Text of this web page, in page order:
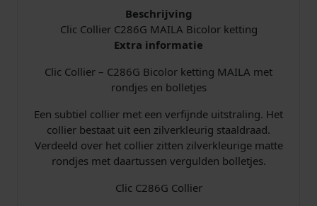
o
r
n
t
a
l
Beschrijving
Clic Collier C286G MAILA Bicolor ketting
Extra informatie
Clic Collier – C286G Bicolor ketting MAILA met
rondjes en bolletjes
Een subtiel collier met een verfijnde uitstraling. Het
collier bestaat uit een zilverkleurig staaldraad.
Verdeeld over het collier zitten zilverkleurige matte
rondjes met daartussen vergulden bolletjes.
Clic C286G Collier